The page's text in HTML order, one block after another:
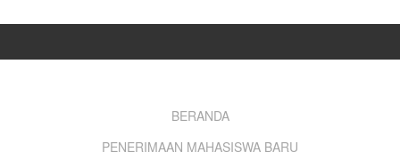
BERANDA
PENERIMAAN MAHASISWA BARU